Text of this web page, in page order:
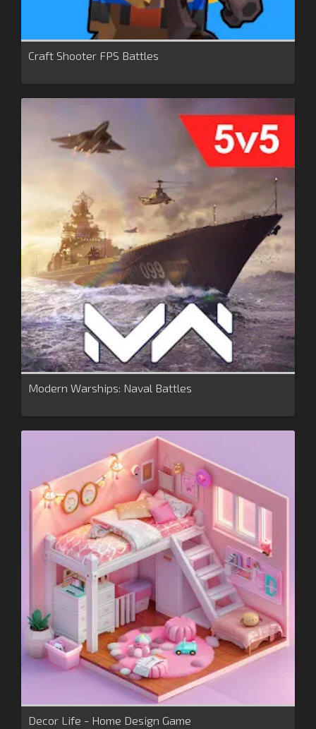
Craft Shooter FPS Battles
Modern Warships: Naval Battles
Decor Life - Home Design Game